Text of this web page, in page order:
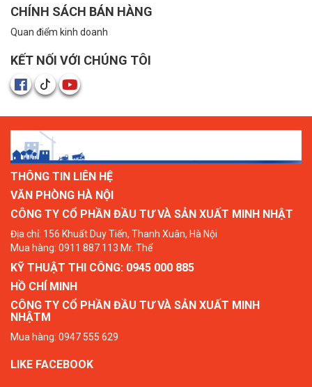
CHÍNH SÁCH BÁN HÀNG
Quan điểm kinh doanh
KẾT NỐI VỚI CHÚNG TÔI
THÔNG TIN LIÊN HỆ
VĂN PHÒNG HÀ NỘI
CÔNG TY CỔ PHẦN ĐẦU TƯ VÀ SẢN XUẤT MINH NHẬT
Địa chỉ: 156 Khuất Duy Tiến, Thanh Xuân, Hà Nội
Mua hàng: 0911 887 113 Mr. Thể
KỸ THUẬT THI CÔNG: 0945 000 885
HỒ CHÍ MINH
CÔNG TY CỔ PHẦN ĐẦU TƯ VÀ SẢN XUẤT MINH
NHẬTM
Mua hàng: 0947 555 629
LIKE FACEBOOK